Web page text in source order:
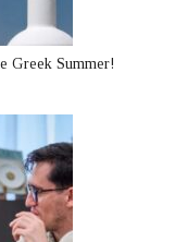
Greek Summer!